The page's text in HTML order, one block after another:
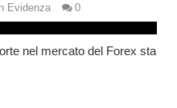
In Evidenza 0
nel mercato del Forex sta